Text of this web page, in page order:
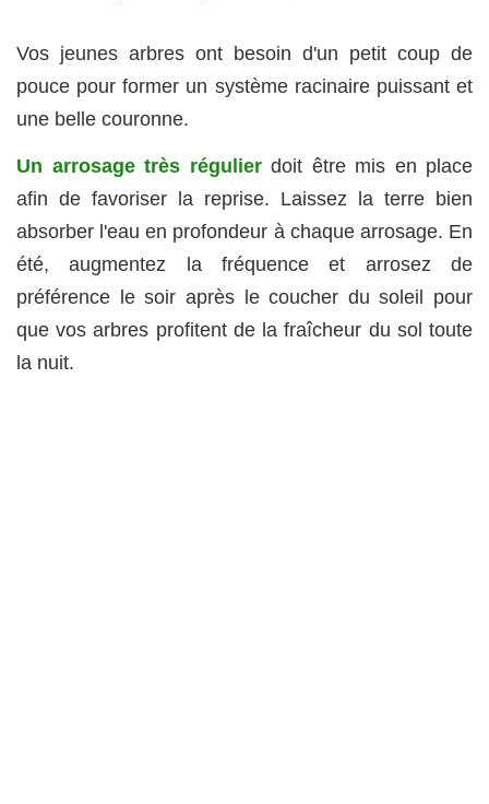
Vos jeunes arbres ont besoin d'un petit coup de
pouce pour former un système racinaire puissant et
une belle couronne.
Un arrosage très régulierdoit être mis en place
afin de favoriser la reprise. Laissez la terre bien
absorber l'eau en profondeur à chaque arrosage. En
été, augmentez la fréquence et arrosez de
préférence le soir après le coucher du soleil pour
que vos arbres profitent de la fraîcheur du sol toute
la nuit.